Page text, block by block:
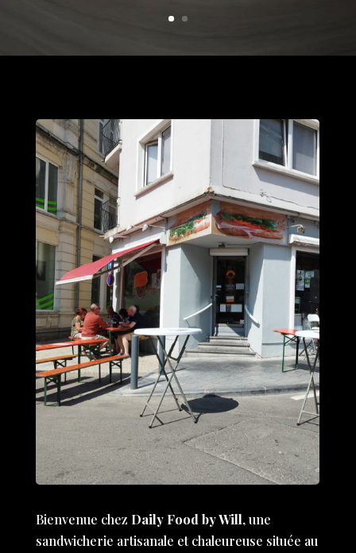
Bienvenue chez Daily Food by Will, une
sandwicherie artisanale et chaleureuse située au